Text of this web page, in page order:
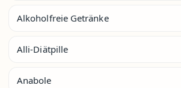
Alkoholfreie Getränke
Alli-Diätpille
Anabole